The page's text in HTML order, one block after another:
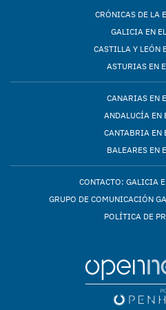
CRÓNICAS DE LA
GALICIA EN
CASTILLA Y LEÓN
ASTURIAS EN
CANARIAS EN
ANDALUCÍA EN
CANTABRIA EN
BALEARES EN
CONTACTO: GALICIA
GRUPO DE COMUNICACIÓN
POLÍTICA DE